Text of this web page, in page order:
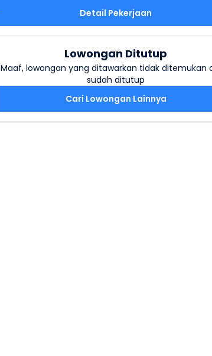
Detail Pekerjaan
Lowongan Ditutup
Maaf, lowongan yang ditawarkan tidak ditemukan
sudah ditutup
Cari Lowongan Lainnya